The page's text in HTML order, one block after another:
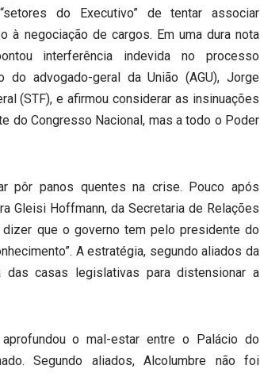
do Executivo” de tentar associar
à negociação de cargos. Em uma dura nota
interferência indevida no processo
do advogado-geral da União (AGU), Jorge
(STF), e afirmou considerar as insinuações
do Congresso Nacional, mas a todo o Poder
pôr panos quentes na crise. Pouco após
Gleisi Hoffmann, da Secretaria de Relações
que o governo tem pelo presidente do
A estratégia, segundo aliados da
casas legislativas para distensionar a
o mal-estar entre o Palácio do
Segundo aliados, Alcolumbre não foi